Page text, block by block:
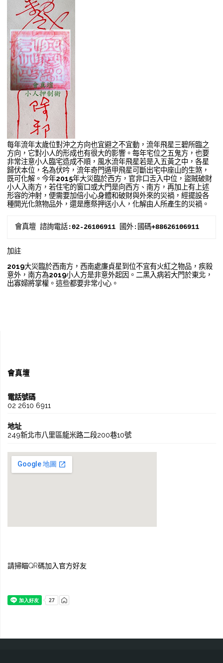
每年流年太歲位對沖之方向也宜避之不宜動，流年飛星三碧所臨之
方向，它對小人的形成也有很大的影響。每年宅位之五鬼方，也要
非常注意小人臨宅造成不順，風水流年飛星若是入五黃之中，各星
歸伏本位，名為伏吟，流年奇門遁甲飛星可斷出宅中座山的生煞，
既可化解。今年2015年大災臨於西方，官非口舌入中位，盜賊破財
小人入南方，若住宅的窗口或大門是向西方、南方，再加上有上述
形容的沖射，便需要加倍小心身體和破財與外來的災禍，經擺設各
種開光化煞物品外，還是應祭押送小人，化解由人所產生的災禍。
會真壇 諮詢電話:02-26106911 國外:國碼+88626106911
加註:
2019大災臨於西南方，西南處廉貞星到位不宜有火紅之物品，疾殺
意外，南方為2019小人方是非意外起因。二黑入病若大門於東北，
出寡婦將掌權。這些都要非常小心。
會真壇
電話號碼
02 2610 6911
地址
249新北市八里區龍米路二段200巷10號
請掃瞄QR碼加入官方好友